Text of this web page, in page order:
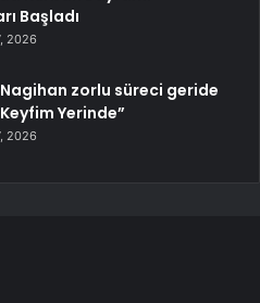
Başladı
2026
zorlu süreci geride
Yerinde”
2026